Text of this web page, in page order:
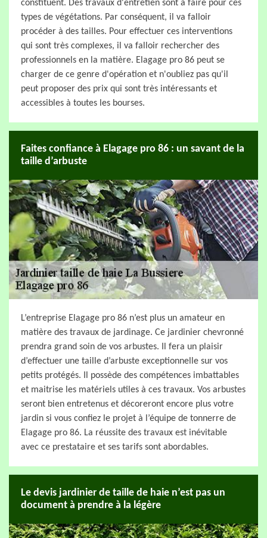
constituent. Des travaux d'entretien sont à faire pour ces
types de végétations. Par conséquent, il va falloir
procéder à des tailles. Pour effectuer ces interventions
qui sont très complexes, il va falloir rechercher des
professionnels en la matière. Elagage pro 86 peut se
charger de ce genre d'opération et n'oubliez pas qu'il
peut proposer des prix qui sont très intéressants et
accessibles à toutes les bourses.
Faites confiance à Elagage pro 86 : un savant de la
taille d’arbuste
L’entreprise Elagage pro 86 n’est plus un amateur en
matière des travaux de jardinage. Ce jardinier chevronné
prendra grand soin de vos arbustes. Il fera un plaisir
d’effectuer une taille d’arbuste exceptionnelle sur vos
petits protégés. Il possède des compétences imbattables
et maitrise les matériels utiles à ces travaux. Vos arbustes
seront bien entretenus et décoreront encore plus votre
jardin si vous confiez le projet à l’équipe de tonnerre de
Elagage pro 86. La réussite des travaux est inévitable
avec ce prestataire et ses tarifs sont abordables.
Le devis jardinier de taille de haie n’est pas un
document à prendre à la légère